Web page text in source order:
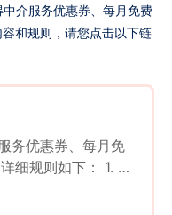
介服务优惠券、每月免费
和规则，请您点击以下链
务优惠券、每月免
细规则如下： 1. 有
息并留下有效联系